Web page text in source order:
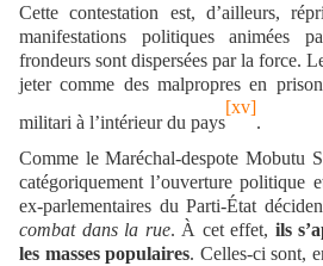
Cette contestation est, d’ailleurs,
manifestations politiques animées
frondeurs sont dispersées par la force.
jeter comme des malpropres en
militari à l’intérieur du pays
[xv]
.
Comme le Maréchal-despote Mobutu
catégoriquement l’ouverture politique
ex-parlementaires du Parti-État
combat dans la rue. À cet effet, ils
les masses populaires. Celles-ci sont,